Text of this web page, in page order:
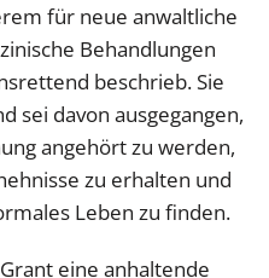
für neue anwaltliche
Behandlungen
beschrieb. Sie
sei davon ausgegangen,
angehört zu werden,
zu erhalten und
Leben zu finden.
eine anhaltende